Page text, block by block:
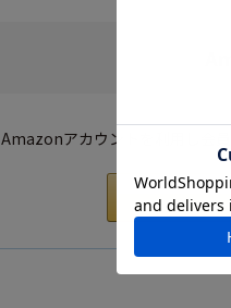
Amazonアカウントを利用し会